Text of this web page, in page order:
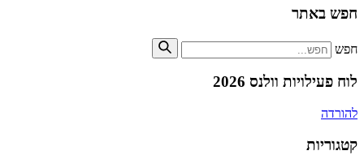
חפש באתר
חפש
לוח פעילויות וולנס 2026
להורדה
קטגוריות